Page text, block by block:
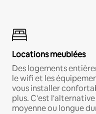
Locations meublées
Des logements
le wifi et les
vous installer
plus. C'est
moyenne ou longue